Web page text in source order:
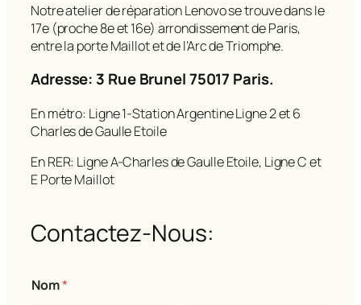
Notre atelier de réparation Lenovo se trouve dans le
17e (proche 8e et 16e) arrondissement de Paris,
entre la porte Maillot et de l’Arc de Triomphe.
Adresse: 3 Rue Brunel 75017 Paris.
En métro: Ligne 1-Station Argentine Ligne 2 et 6
Charles de Gaulle Etoile
En RER: Ligne A-Charles de Gaulle Etoile, Ligne C et
E Porte Maillot
Contactez-Nous:
Nom*